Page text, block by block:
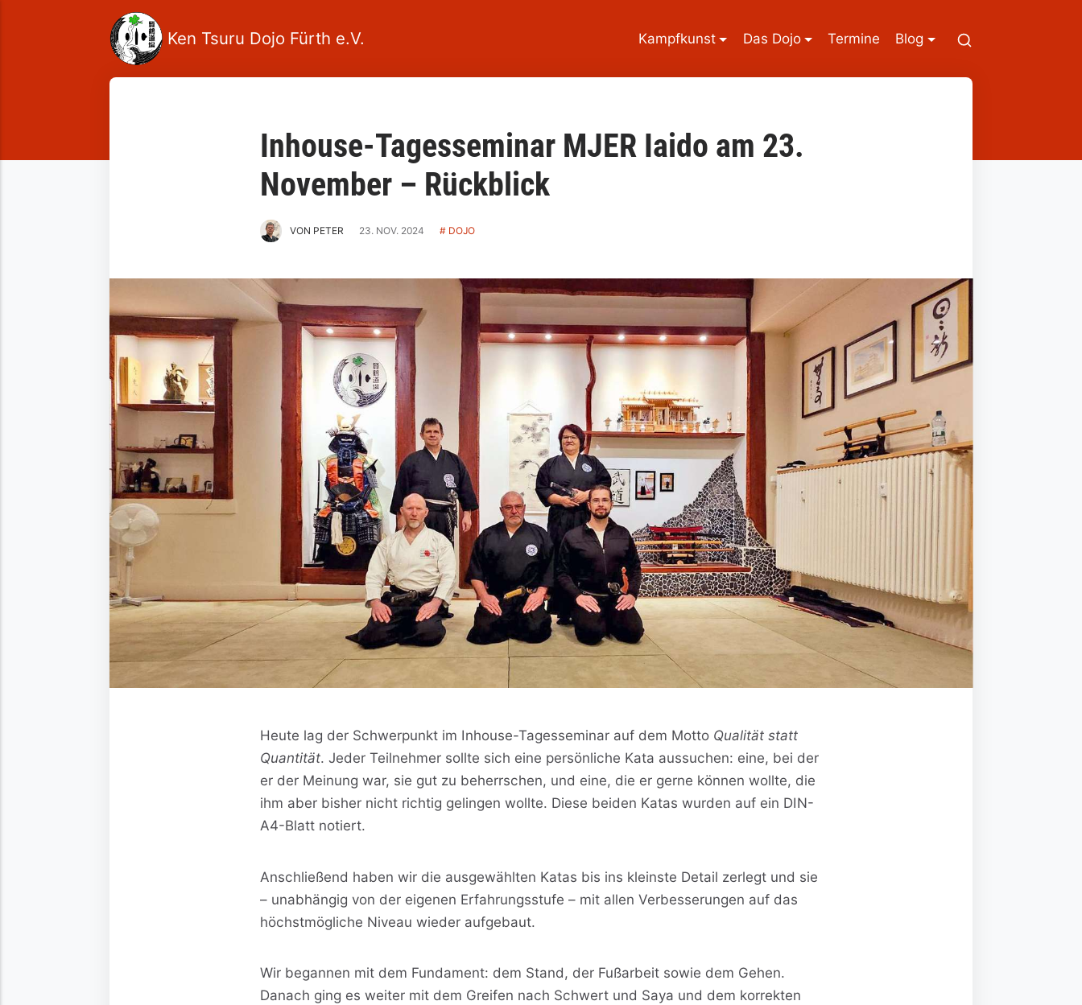
Kampfkunst Das Dojo Termine Blog
Inhouse-Tagesseminar MJER Iaido am 23.
November – Rückblick
VON PETER 23. NOV. 2024 DOJO
Heute lag der Schwerpunkt im Inhouse-Tagesseminar auf dem Motto Qualität statt
Quantität. Jeder Teilnehmer sollte sich eine persönliche Kata aussuchen: eine, bei der
er der Meinung war, sie gut zu beherrschen, und eine, die er gerne können wollte, die
ihm aber bisher nicht richtig gelingen wollte. Diese beiden Katas wurden auf ein DIN-
A4-Blatt notiert.
Anschließend haben wir die ausgewählten Katas bis ins kleinste Detail zerlegt und sie
– unabhängig von der eigenen Erfahrungsstufe – mit allen Verbesserungen auf das
höchstmögliche Niveau wieder aufgebaut.
Wir begannen mit dem Fundament: dem Stand, der Fußarbeit sowie dem Gehen.
Danach ging es weiter mit dem Greifen nach Schwert und Saya und dem korrekten